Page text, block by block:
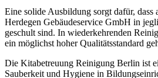
Eine solide Ausbildung sorgt dafür, dass
Herdegen Gebäudeservice GmbH in
geschult sind. In wiederkehrenden
ein möglichst hoher Qualitätsstandard
Die Kitabetreuung Reinigung Berlin ist
Sauberkeit und Hygiene in